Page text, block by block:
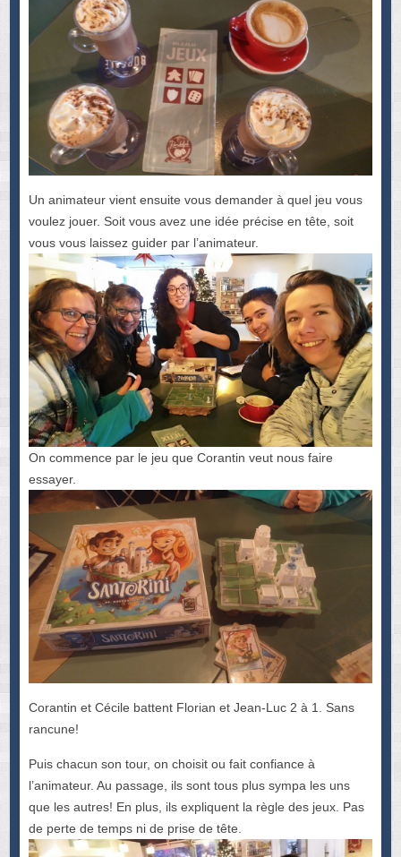
Un animateur vient ensuite vous demander à quel jeu vous
voulez jouer. Soit vous avez une idée précise en tête, soit
vous vous laissez guider par l’animateur.
On commence par le jeu que Corantin veut nous faire
essayer.
Corantin et Cécile battent Florian et Jean-Luc 2 à 1. Sans
rancune!
Puis chacun son tour, on choisit ou fait confiance à
l’animateur. Au passage, ils sont tous plus sympa les uns
que les autres! En plus, ils expliquent la règle des jeux. Pas
de perte de temps ni de prise de tête.